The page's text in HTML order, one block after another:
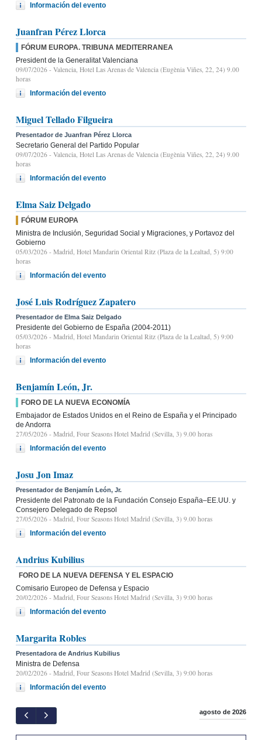
Información del evento
Juanfran Pérez Llorca
FÓRUM EUROPA. TRIBUNA MEDITERRANEA
President de la Generalitat Valenciana
09/07/2026 - Valencia, Hotel Las Arenas de Valencia (Eugènia Viñes, 22, 24) 9.00
horas
Información del evento
Miguel Tellado Filgueira
Presentador de Juanfran Pérez Llorca
Secretario General del Partido Popular
09/07/2026 - Valencia, Hotel Las Arenas de Valencia (Eugènia Viñes, 22, 24) 9.00
horas
Información del evento
Elma Saiz Delgado
FÓRUM EUROPA
Ministra de Inclusión, Seguridad Social y Migraciones, y Portavoz del
Gobierno
05/03/2026 - Madrid, Hotel Mandarin Oriental Ritz (Plaza de la Lealtad, 5) 9:00
horas
Información del evento
José Luis Rodríguez Zapatero
Presentador de Elma Saiz Delgado
Presidente del Gobierno de España (2004-2011)
05/03/2026 - Madrid, Hotel Mandarin Oriental Ritz (Plaza de la Lealtad, 5) 9:00
horas
Información del evento
Benjamín León, Jr.
FORO DE LA NUEVA ECONOMÍA
Embajador de Estados Unidos en el Reino de España y el Principado
de Andorra
27/05/2026 - Madrid, Four Seasons Hotel Madrid (Sevilla, 3) 9.00 horas
Información del evento
Josu Jon Imaz
Presentador de Benjamín León, Jr.
Presidente del Patronato de la Fundación Consejo España–EE.UU. y
Consejero Delegado de Repsol
27/05/2026 - Madrid, Four Seasons Hotel Madrid (Sevilla, 3) 9.00 horas
Información del evento
Andrius Kubilius
FORO DE LA NUEVA DEFENSA Y EL ESPACIO
Comisario Europeo de Defensa y Espacio
20/02/2026 - Madrid, Four Seasons Hotel Madrid (Sevilla, 3) 9:00 horas
Información del evento
Margarita Robles
Presentadora de Andrius Kubilius
Ministra de Defensa
20/02/2026 - Madrid, Four Seasons Hotel Madrid (Sevilla, 3) 9:00 horas
Información del evento
agosto de 2026